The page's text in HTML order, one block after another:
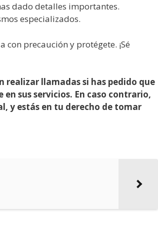
dado detalles importantes.
especializados.
precaución y protégete. ¡Sé
realizar llamadas si has pedido que
sus servicios. En caso contrario,
y estás en tu derecho de tomar